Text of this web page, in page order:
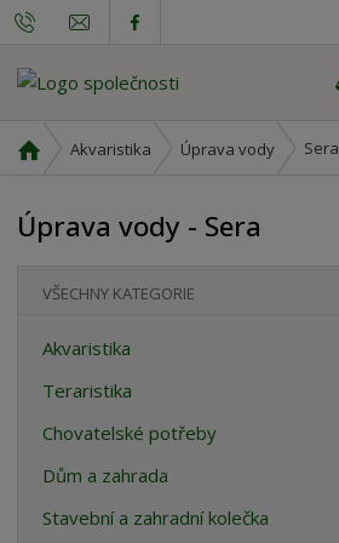
v
d
s
r
a
a
Akvaristika Úprava vody Sera
Úprava vody - Sera
VŠECHNY KATEGORIE
Akvaristika
Teraristika
Chovatelské potřeby
Dům a zahrada
Stavební a zahradní kolečka